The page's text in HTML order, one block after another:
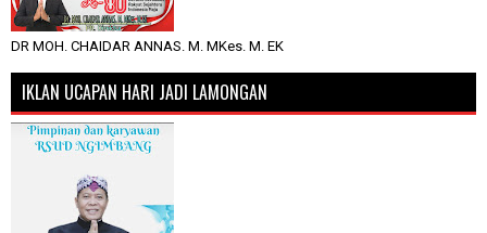
DR MOH. CHAIDAR ANNAS. M. MKes. M. EK
IKLAN UCAPAN HARI JADI LAMONGAN